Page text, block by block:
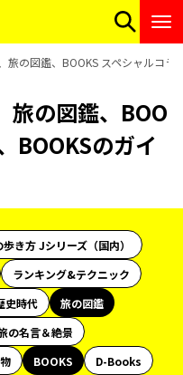
旅の図鑑、BOOKS スペシャルコラ
の図鑑、BOO
BOOKSのガイ
き方 Jシリーズ（国内）
ランキング&テクニック
史時代
旅の図鑑
の名言＆絶景
BOOKS
D-Books